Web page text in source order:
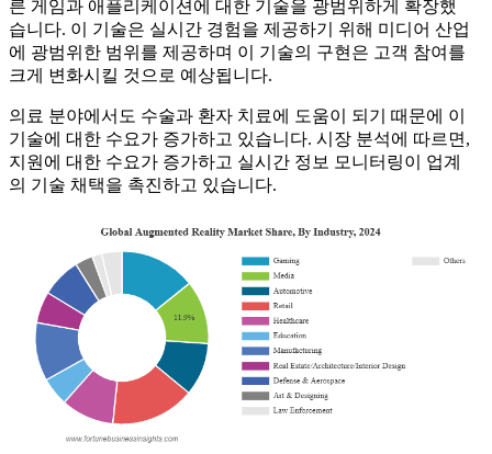
른 게임과 애플리케이션에 대한 기술을 광범위하게 확장했
습니다. 이 기술은 실시간 경험을 제공하기 위해 미디어 산업
에 광범위한 범위를 제공하며 이 기술의 구현은 고객 참여를
크게 변화시킬 것으로 예상됩니다.
의료 분야에서도 수술과 환자 치료에 도움이 되기 때문에 이
기술에 대한 수요가 증가하고 있습니다. 시장 분석에 따르면,
지원에 대한 수요가 증가하고 실시간 정보 모니터링이 업계
의 기술 채택을 촉진하고 있습니다.